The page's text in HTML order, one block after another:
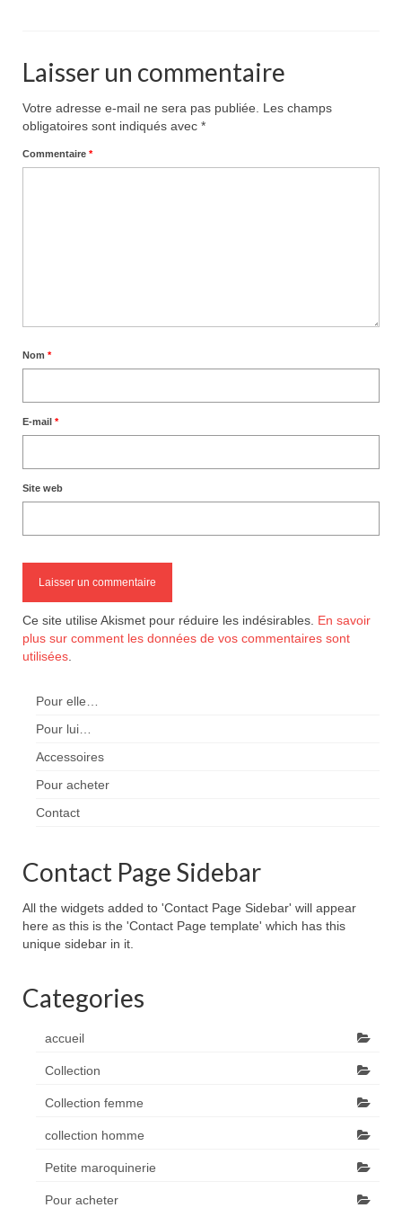
Laisser un commentaire
Votre adresse e-mail ne sera pas publiée.
Les champs
obligatoires sont indiqués avec *
Commentaire *
Nom *
E-mail *
Site web
Ce site utilise Akismet pour réduire les indésirables. En savoir
plus sur comment les données de vos commentaires sont
utilisées
Pour elle…
Pour lui…
Accessoires
Pour acheter
Contact
Contact Page Sidebar
All the widgets added to 'Contact Page Sidebar' will appear
here as this is the 'Contact Page template' which has this
unique sidebar in it.
Categories
accueil
Collection
Collection femme
collection homme
Petite maroquinerie
Pour acheter